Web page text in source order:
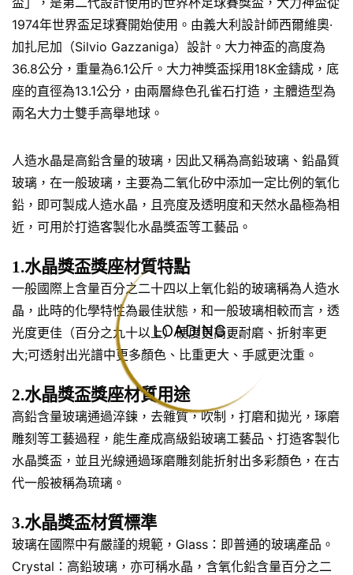
LOADING...
1974年世界盃足球賽開始使用。由義大利設計師西爾維奧·
加扎尼加（Silvio Gazzaniga）設計。大力神盃的高度為
36.8公分，重量為6.1公斤。大力神獎盃採用18K金鑄成，底
座的直徑為13.1公分，由兩層綠色孔雀石打造，主體造型為
兩名大力士雙手高舉地球。
人造水晶是高鉛含量的玻璃，因此又稱為高鉛玻璃、鉛晶質
玻璃，在一般玻璃，主要為二氧化矽中添加一定比例的氧化
鉛，即可製成人造水晶，且亮度及透明度和天然水晶極為相
近，可用於打造客製化水晶獎盃等工藝品。
1.水晶獎盃獎座材質特點
一般國際上含量百分之二十四以上氧化鉛的玻璃稱為人造水
晶，此時的化學特性為最佳狀態，和一般玻璃相較而言，透
光度更佳（百分之九十以上）硬度更高更耐磨、折射率更
大;可透射出光譜中更多顏色、比重更大、手感更沈重。
2.水晶獎盃獎座材質用途
高鉛含量玻璃通過淬鍊，去雜質，吹制，打磨和拋光，琢磨
雕刻等工藝過程，能生產成高級鉛玻璃工藝品、打造客製化
水晶獎盃，並且光線通過琢磨雕刻能折射出多彩顏色，在古
代一般被稱為琉璃。
3.水晶獎盃材質標準
玻璃在國際中有嚴謹的規範，Glass：即普通的玻璃產品。
Crystal：高鉛玻璃，亦可稱水晶，含氧化鉛含量百分之二